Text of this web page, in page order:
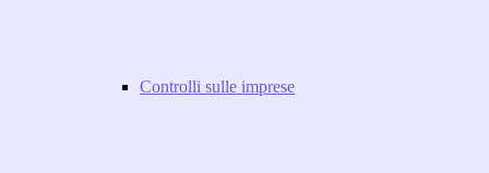
Controlli sulle imprese